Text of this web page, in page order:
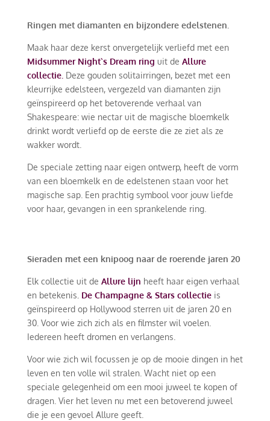
Ringen met diamanten en bijzondere edelstenen.
Maak haar deze kerst onvergetelijk verliefd met een
Midsummer Night`s Dream ring uit de Allure
collectie. Deze gouden solitairringen, bezet met een
kleurrijke edelsteen, vergezeld van diamanten zijn
geïnspireerd op het betoverende verhaal van
Shakespeare: wie nectar uit de magische bloemkelk
drinkt wordt verliefd op de eerste die ze ziet als ze
wakker wordt.
De speciale zetting naar eigen ontwerp, heeft de vorm
van een bloemkelk en de edelstenen staan voor het
magische sap. Een prachtig symbool voor jouw liefde
voor haar, gevangen in een sprankelende ring.
Sieraden met een knipoog naar de roerende jaren 20
Elk collectie uit de Allure lijn heeft haar eigen verhaal
en betekenis De Champagne & Stars collectie is
geïnspireerd op Hollywood sterren uit de jaren 20 en
30. Voor wie zich zich als en filmster wil voelen.
Iedereen heeft dromen en verlangens.
Voor wie zich wil focussen je op de mooie dingen in het
leven en ten volle wil stralen. Wacht niet op een
speciale gelegenheid om een mooi juweel te kopen of
dragen. Vier het leven nu met een betoverend juweel
die je een gevoel Allure geeft.